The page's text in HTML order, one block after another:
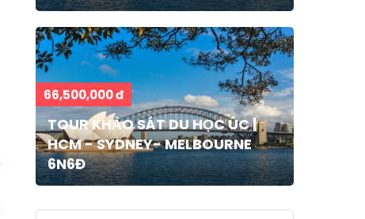
66,500,000 đ
TOUR KHẢO SÁT DU HỌC ÚC |
HCM - SYDNEY- MELBOURNE
6N6Đ